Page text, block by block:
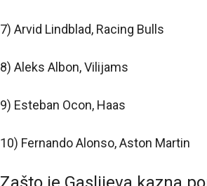
7) Arvid Lindblad, Racing Bulls
8) Aleks Albon, Vilijams
9) Esteban Ocon, Haas
10) Fernando Alonso, Aston Martin